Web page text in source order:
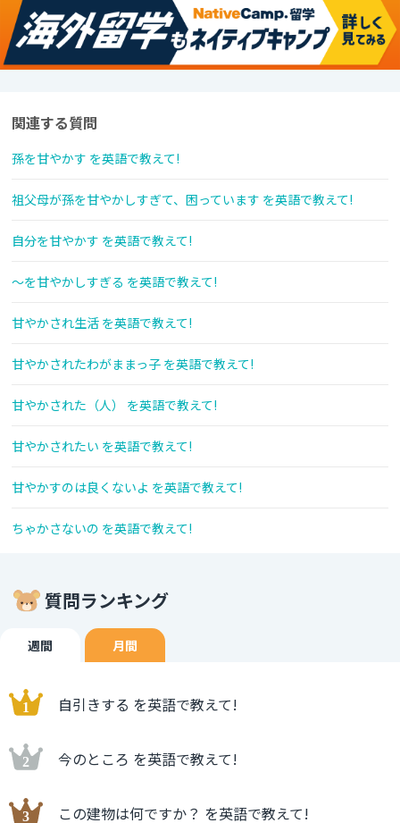
関連する質問
孫を甘やかす を英語で教えて!
祖父母が孫を甘やかしすぎて、困っています を英語で教えて!
自分を甘やかす を英語で教えて!
～を甘やかしすぎる を英語で教えて!
甘やかされ生活 を英語で教えて!
甘やかされたわがままっ子 を英語で教えて!
甘やかされた（人） を英語で教えて!
甘やかされたい を英語で教えて!
甘やかすのは良くないよ を英語で教えて!
ちゃかさないの を英語で教えて!
質問ランキング
週間 月間
自引きする を英語で教えて!
今のところ を英語で教えて!
この建物は何ですか？ を英語で教えて!